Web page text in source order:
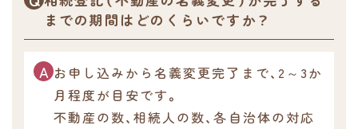
までの期間はどのくらいですか？
お申し込みから名義変更完了まで、2～3か
月程度が目安です。
不動産の数、相続人の数、各自治体の対応